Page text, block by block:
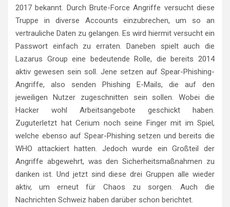
2017 bekannt. Durch Brute-Force Angriffe versucht diese
Truppe in diverse Accounts einzubrechen, um so an
vertrauliche Daten zu gelangen. Es wird hiermit versucht ein
Passwort einfach zu erraten. Daneben spielt auch die
Lazarus Group eine bedeutende Rolle, die bereits 2014
aktiv gewesen sein soll. Jene setzen auf Spear-Phishing-
Angriffe, also senden Phishing E-Mails, die auf den
jeweiligen Nutzer zugeschnitten sein sollen. Wobei die
Hacker wohl Arbeitsangebote geschickt haben.
Zuguterletzt hat Cerium noch seine Finger mit im Spiel,
welche ebenso auf Spear-Phishing setzen und bereits die
WHO attackiert hatten. Jedoch wurde ein Großteil der
Angriffe abgewehrt, was den Sicherheitsmaßnahmen zu
danken ist. Und jetzt sind diese drei Gruppen alle wieder
aktiv, um erneut für Chaos zu sorgen. Auch die
Nachrichten Schweiz haben darüber schon berichtet.